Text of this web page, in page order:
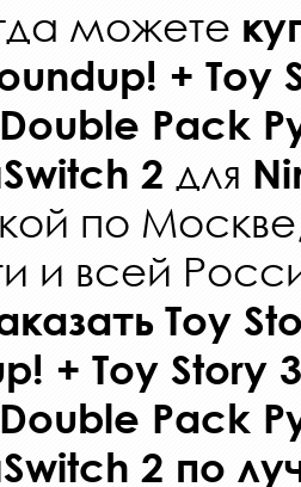
можете
+ Toy
Pack
2 для
по
и всей
Toy
+ Toy Story
Pack
2 по